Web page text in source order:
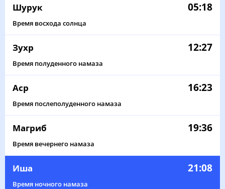
Шурук 05:18
Время восхода солнца
Зухр 12:27
Время полуденного намаза
Аср 16:23
Время послеполуденного намаза
Магриб 19:36
Время вечернего намаза
Иша 21:08
Время ночного намаза